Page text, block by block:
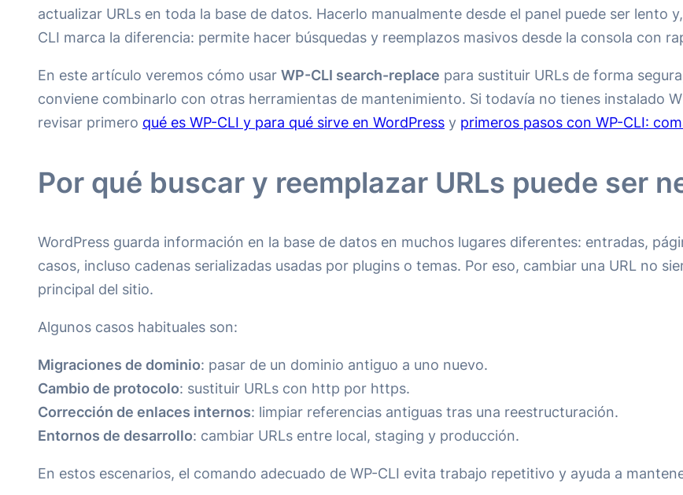
actualizar URLs en toda la base de datos. Hacerlo manualmente desde el panel puede ser lento
CLI marca la diferencia: permite hacer búsquedas y reemplazos masivos desde la consola con
En este artículo veremos cómo usar WP-CLI search-replace para sustituir URLs de forma
conviene combinarlo con otras herramientas de mantenimiento. Si todavía no tienes instalado
revisar primero qué es WP-CLI y para qué sirve en WordPress y primeros pasos con WP-CLI:
Por qué buscar y reemplazar URLs puede ser
WordPress guarda información en la base de datos en muchos lugares diferentes: entradas,
casos, incluso cadenas serializadas usadas por plugins o temas. Por eso, cambiar una URL no
principal del sitio.
Algunos casos habituales son:
Migraciones de dominio: pasar de un dominio antiguo a uno nuevo.
Cambio de protocolo: sustituir URLs con http por https.
Corrección de enlaces internos: limpiar referencias antiguas tras una reestructuración.
Entornos de desarrollo: cambiar URLs entre local, staging y producción.
En estos escenarios, el comando adecuado de WP-CLI evita trabajo repetitivo y ayuda a